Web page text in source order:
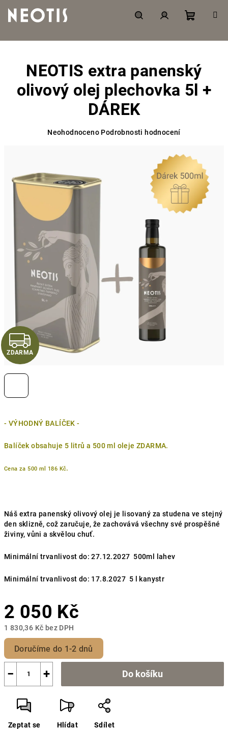
obsah
- VÝHODNÝ BALÍČEK -
Balíček obsahuje 5 litrů a 500 ml oleje ZDARMA.
Cena za 500 ml 186 Kč.
Náš extra panenský olivový olej je lisovaný za studena ve stejný
den sklizně, což zaručuje, že zachovává všechny své prospěšné
živiny, vůni a skvělou chuť.
Minimální trvanlivost do: 27.12.2027 500ml lahev
Minimální trvanlivost do: 17.8.2027 5 l kanystr
2 050 Kč
1 830,36 Kč bez DPH
Měrná
+
− Do košíku
Zeptat se Hlídat Sdílet
NEOTIS extra panenský
olivový olej plechovka 5l +
DÁREK
Průměrné
0,0
z
hvězdiček.
Neohodnoceno Podrobnosti hodnocení
Z
D
M
A
ZDARMA